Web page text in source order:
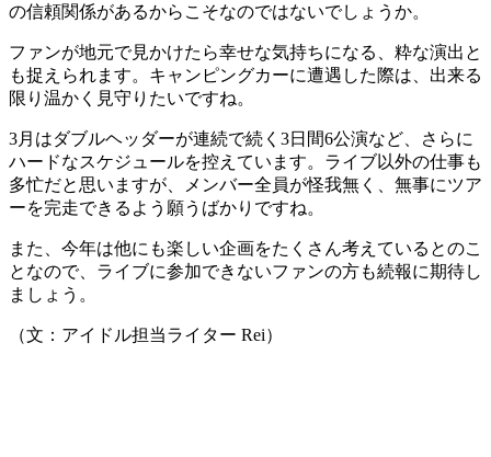
の信頼関係があるからこそなのではないでしょうか。
ファンが地元で見かけたら幸せな気持ちになる、粋な演出と
も捉えられます。キャンピングカーに遭遇した際は、出来る
限り温かく見守りたいですね。
3月はダブルヘッダーが連続で続く3日間6公演など、さらに
ハードなスケジュールを控えています。ライブ以外の仕事も
多忙だと思いますが、メンバー全員が怪我無く、無事にツア
ーを完走できるよう願うばかりですね。
また、今年は他にも楽しい企画をたくさん考えているとのこ
となので、ライブに参加できないファンの方も続報に期待し
ましょう。
（文：アイドル担当ライター Rei）